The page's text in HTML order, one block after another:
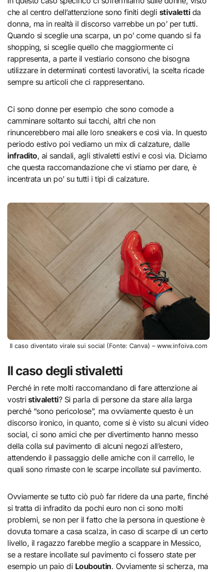
che al centro dell’attenzione sono finiti degli stivalettida
donna, ma in realtà il discorso varrebbe un po’ per tutti.
Quando si sceglie una scarpa, un po’ come quando si fa
shopping, si sceglie quello che maggiormente ci
rappresenta, a parte il vestiario consono che bisogna
utilizzare in determinati contesti lavorativi, la scelta ricade
sempre su articoli che ci rappresentano.
Ci sono donne per esempio che sono comode a
camminare soltanto sui tacchi, altri che non
rinuncerebbero mai alle loro sneakers e così via. In questo
periodo estivo poi vediamo un mix di calzature, dalle
infradito, ai sandali, agli stivaletti estivi e così via. Diciamo
che questa raccomandazione che vi stiamo per dare, è
incentrata un po’ su tutti i tipi di calzature.
Il caso diventato virale sui social (Fonte: Canva) – www.infoiva.com
Il caso degli stivaletti
Perché in rete molti raccomandano di fare attenzione ai
vostri stivaletti? Si parla di persone da stare alla larga
perché “sono pericolose”, ma ovviamente questo è un
discorso ironico, in quanto, come si è visto su alcuni video
social, ci sono amici che per divertimento hanno messo
della colla sul pavimento di alcuni negozi all’estero,
attendendo il passaggio delle amiche con il carrello, le
quali sono rimaste con le scarpe incollate sul pavimento.
Ovviamente se tutto ciò può far ridere da una parte, finché
si tratta di infradito da pochi euro non ci sono molti
problemi, se non per il fatto che la persona in questione è
dovuta tornare a casa scalza, in caso di scarpe di un certo
livello, il ragazzo farebbe meglio a scappare in Messico,
se a restare incollate sul pavimento ci fossero state per
esempio un paio di Louboutin. Ovviamente si scherza, ma